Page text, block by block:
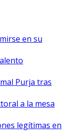
en su
Purja tras
a la mesa
legítimas en